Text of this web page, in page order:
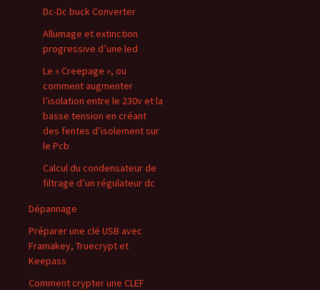
Dc-Dc buck Converter
Allumage et extinction
progressive d’une led
Le « Creepage », ou
comment augmenter
l’isolation entre le 230v et la
basse tension en créant
des fentes d’isolement sur
le Pcb
Calcul du condensateur de
filtrage d’un régulateur dc
Dépannage
Préparer une clé USB avec
Framakey, Truecrypt et
Keepass
Comment crypter une CLEF